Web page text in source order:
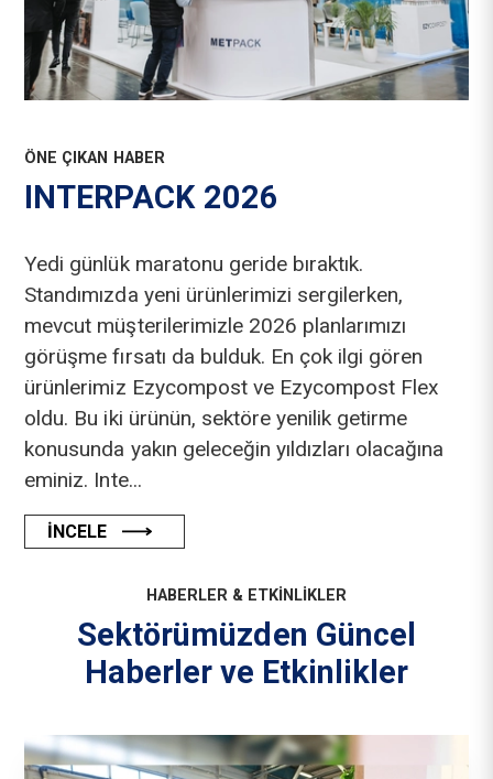
ÖNE ÇIKAN HABER
INTERPACK 2026
Yedi günlük maratonu geride bıraktık.
Standımızda yeni ürünlerimizi sergilerken,
mevcut müşterilerimizle 2026 planlarımızı
görüşme fırsatı da bulduk. En çok ilgi gören
ürünlerimiz Ezycompost ve Ezycompost Flex
oldu. Bu iki ürünün, sektöre yenilik getirme
konusunda yakın geleceğin yıldızları olacağına
eminiz. Inte...
INCELE
HABERLER & ETKINLIKLER
Sektörümüzden Güncel
Haberler ve Etkinlikler